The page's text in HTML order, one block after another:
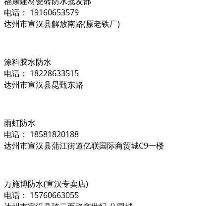
电话： 19160653579
达州市宣汉县解放南路(原老铁厂)
涂料胶水防水
电话： 18228633515
达州市宣汉县昆甄东路
雨虹防水
电话： 18581820188
达州市宣汉县蒲江街道亿联国际商贸城C9一楼
万施博防水(宣汉专卖店)
电话： 15760663055